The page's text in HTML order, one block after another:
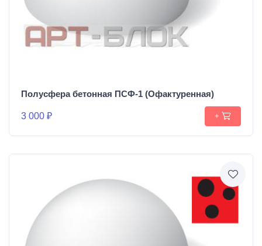
Полусфера бетонная ПСФ-1 (Офактуренная)
3 000 ₽ +